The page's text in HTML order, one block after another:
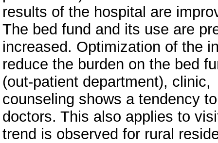
results of the hospital are
The bed fund and its use are
increased. Optimization of the
reduce the burden on the bed
(out-patient department), clinic,
counseling shows a tendency
doctors. This also applies to
trend is observed for rural